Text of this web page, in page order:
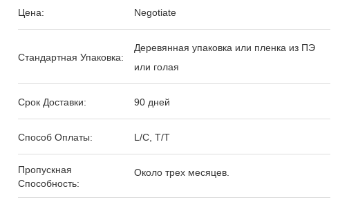
Цена: Negotiate
Стандартная Упаковка:
Деревянная упаковка или пленка из ПЭ
или голая
Срок Доставки: 90 дней
Способ Оплаты: L/C, T/T
Пропускная
Способность:
Около трех месяцев.